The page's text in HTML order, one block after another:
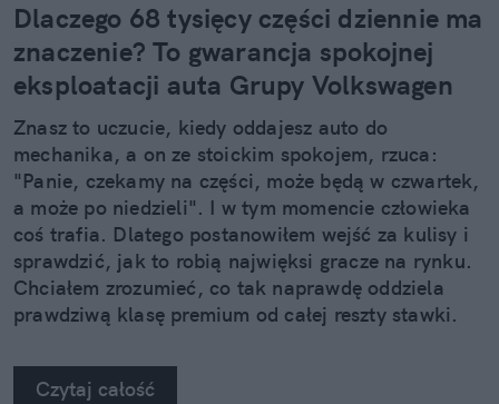
Dlaczego 68 tysięcy części dziennie ma
znaczenie? To gwarancja spokojnej
eksploatacji auta Grupy Volkswagen
Znasz to uczucie, kiedy oddajesz auto do
mechanika, a on ze stoickim spokojem, rzuca:
"Panie, czekamy na części, może będą w czwartek,
a może po niedzieli". I w tym momencie człowieka
coś trafia. Dlatego postanowiłem wejść za kulisy i
sprawdzić, jak to robią najwięksi gracze na rynku.
Chciałem zrozumieć, co tak naprawdę oddziela
prawdziwą klasę premium od całej reszty stawki.
się za głowę.
Czytaj całość